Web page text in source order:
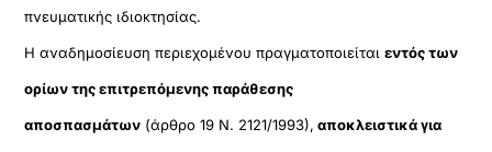
πνευματικής ιδιοκτησίας.
Η αναδημοσίευση περιεχομένου πραγματοποιείταιεντός των
ορίων της επιτρεπόμενης παράθεσης
αποσπασμάτων (άρθρο 19 Ν. 2121/1993), αποκλειστικά για